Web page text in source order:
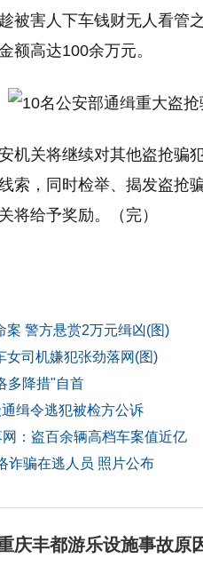
被害人下车钱财无人看管
额高达100余万元。
机关将继续对其他盗抢骗
索，同时检举、揭发盗抢
将给予奖励。（完）
案 警方悬赏2万元缉凶(图)
女司机嫌犯张劲落网(图)
多降措"自首
缉令逃犯被检方公诉
：盗百余辆高档车案值近亿
诈骗在逃人员 照片公布
庆丰都游乐设施事故原